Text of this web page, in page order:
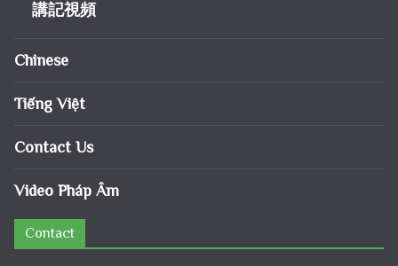
講記視頻
Chinese
Tiếng Việt
Contact Us
Video Pháp Âm
Contact